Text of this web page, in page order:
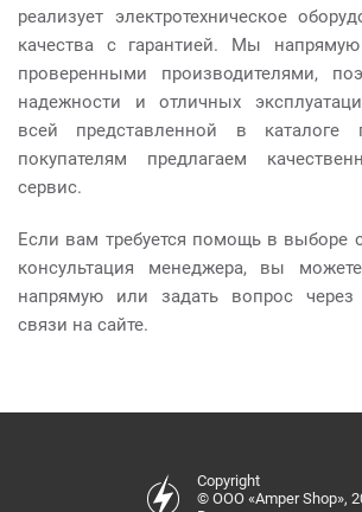
реализует электротехническое
качества с гарантией. Мы
проверенными производителями,
надежности и отличных
всей представленной в каталоге
покупателям предлагаем
сервис.
Если вам требуется помощь в выборе
консультация менеджера, вы
напрямую или задать вопрос
связи на сайте.
Copyright
© ООО «Amper Shop»,